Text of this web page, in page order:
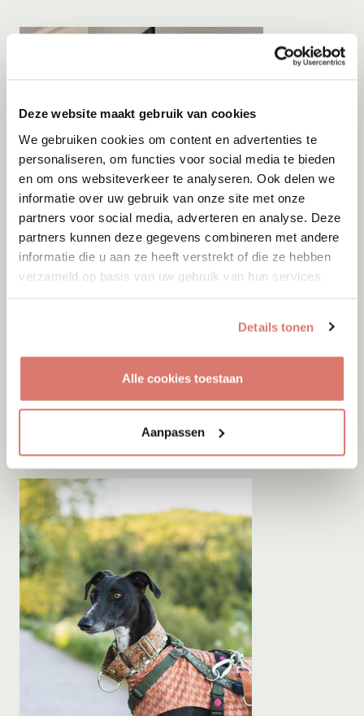
Deze website maakt gebruik van cookies
We gebruiken cookies om content en advertenties te
personaliseren, om functies voor social media te bieden
en om ons websiteverkeer te analyseren. Ook delen we
informatie over uw gebruik van onze site met onze
partners voor social media, adverteren en analyse. Deze
partners kunnen deze gegevens combineren met andere
informatie die u aan ze heeft verstrekt of die ze hebben
verzameld op basis van uw gebruik van hun services.
Details tonen
Alle cookies toestaan
Aanpassen
Adoptie
+ Cody
Hollandsche Rading